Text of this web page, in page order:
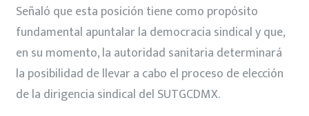
Señaló que esta posición tiene como propósito
fundamental apuntalar la democracia sindical y que,
en su momento, la autoridad sanitaria determinará
la posibilidad de llevar a cabo el proceso de elección
de la dirigencia sindical del SUTGCDMX.